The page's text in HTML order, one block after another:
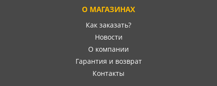
О МАГАЗИНАХ
Как заказать?
Новости
О компании
Гарантия и возврат
Контакты